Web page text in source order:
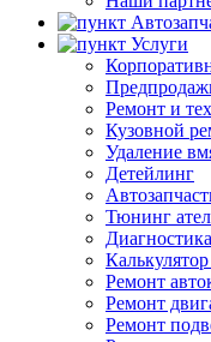
Услуги
Ремонт и
Кузовной
Удаление
Детейлинг
Тюнинг
Ремонт
Ремонт
Ремонт